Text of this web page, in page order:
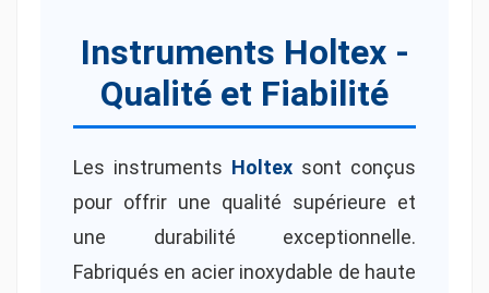
Instruments Holtex -
Qualité et Fiabilité
Les instruments Holtex sont conçus
pour offrir une qualité supérieure et
une durabilité exceptionnelle.
Fabriqués en acier inoxydable de haute